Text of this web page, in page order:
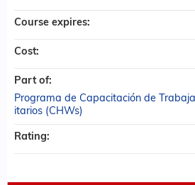
Course expires:
Cost:
Part of:
Programa de Capacitación de
itarios (CHWs)
Rating: